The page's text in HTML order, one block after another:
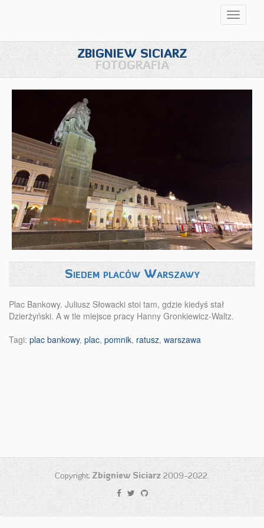
ZBIGNIEW SICIARZ
FOTOGRAFIA
Siedem placów Warszawy
Plac Bankowy. Juliusz Słowacki stoi tam, gdzie kiedyś stał
Dzierżyński. A w tle miejsce pracy Hanny Gronkiewicz-Waltz.
Tagi: plac bankowy, plac, pomnik, ratusz, warszawa
Copyright Zbigniew Siciarz 2009-2022.